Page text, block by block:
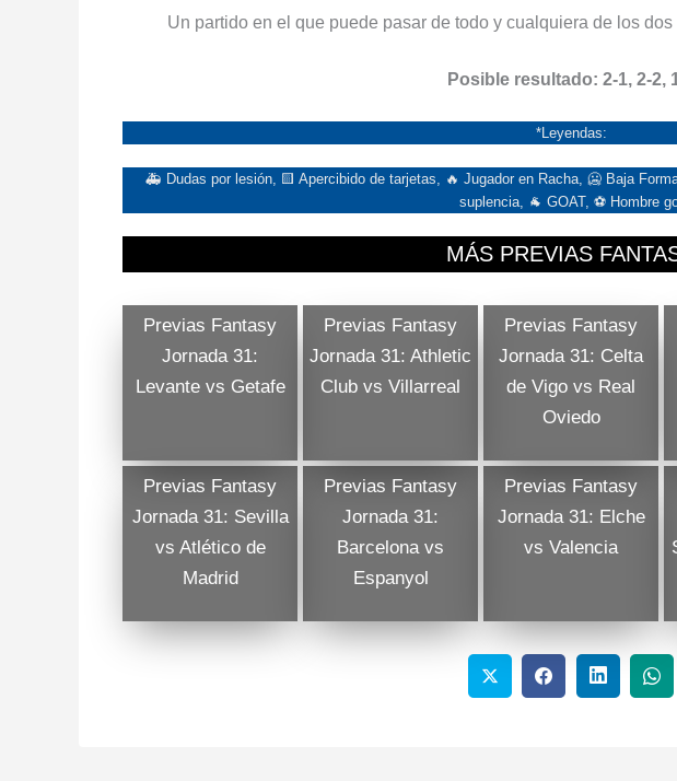
Un partido en el que puede pasar de todo y cualquiera de los
Posible resultado: 2-1, 2-2,
*Leyendas:
🚑 Dudas por lesión, 🟨 Apercibido de tarjetas, 🔥 Jugador en Racha, 🥶 Baja
suplencia, 🐐 GOAT, ⚽ Hombre
MÁS PREVIAS
Previas Fantasy
Jornada 31:
Levante vs Getafe
Previas Fantasy
Jornada 31: Athletic
Club vs Villarreal
Previas Fantasy
Jornada 31: Celta
de Vigo vs Real
Oviedo
Previas Fantasy
Jornada 31: Sevilla
vs Atlético de
Madrid
Previas Fantasy
Jornada 31:
Barcelona vs
Espanyol
Previas Fantasy
Jornada 31: Elche
vs Valencia